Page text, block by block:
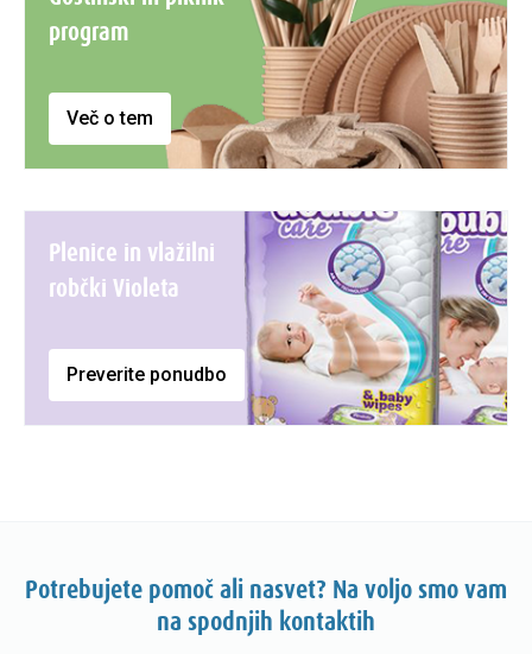
program
Več o tem
Plenice in vlažilni
robčki Violeta
Preverite ponudbo
Potrebujete pomoč ali nasvet? Na voljo smo vam
na spodnjih kontaktih